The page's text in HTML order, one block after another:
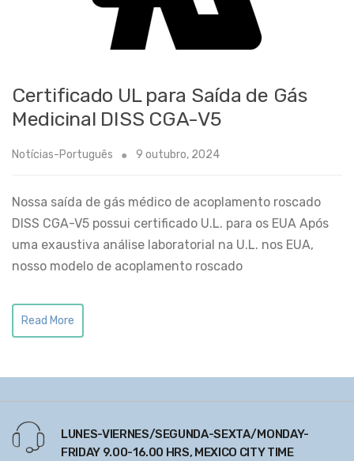
Certificado UL para Saída de Gás
Medicinal DISS CGA-V5
Notícias-Português 9 outubro, 2024
Nossa saída de gás médico de acoplamento roscado
DISS CGA-V5 possui certificado U.L. para os EUA Após
uma exaustiva análise laboratorial na U.L. nos EUA,
nosso modelo de acoplamento roscado
Read More
LUNES-VIERNES/SEGUNDA-SEXTA/MONDAY-
FRIDAY 9.00-16.00 HRS, MEXICO CITY TIME